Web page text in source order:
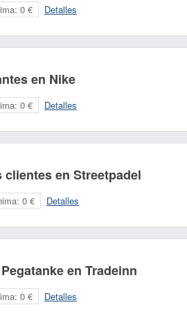
0 € Detalles
en Nike
0 € Detalles
clientes en Streetpadel
0 € Detalles
en Tradeinn
0 € Detalles